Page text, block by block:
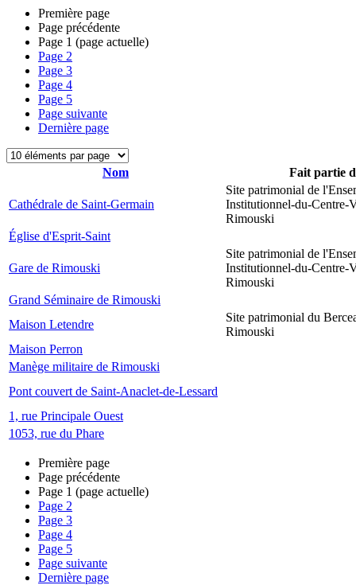
Première page
Page précédente
Page 1 (page actuelle)
Page 2
Page 3
Page 4
Page 5
Page suivante
Dernière page
Nom Fait partie
Cathédrale de Saint-Germain
Site patrimonial de
Institutionnel-du-Centre-
Rimouski
Église d'Esprit-Saint
Gare de Rimouski
Site patrimonial de
Institutionnel-du-Centre-
Rimouski
Grand Séminaire de Rimouski
Maison Letendre
Site patrimonial du
Rimouski
Maison Perron
Manège militaire de Rimouski
Pont couvert de Saint-Anaclet-de-Lessard
1, rue Principale Ouest
1053, rue du Phare
Première page
Page précédente
Page 1 (page actuelle)
Page 2
Page 3
Page 4
Page 5
Page suivante
Dernière page